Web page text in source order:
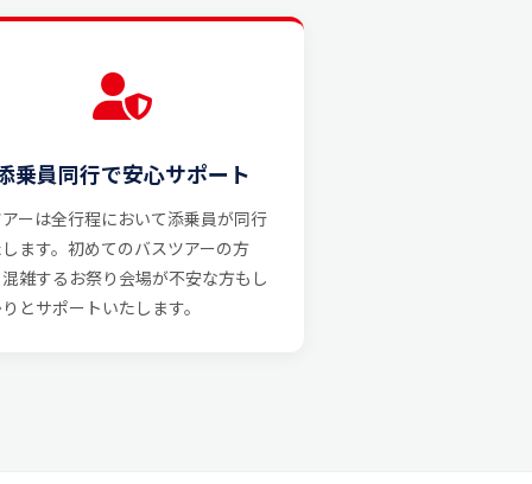
乗員同行で安心サポート
ーは全行程において添乗員が同行
ます。初めてのバスツアーの方
雑するお祭り会場が不安な方もし
とサポートいたします。